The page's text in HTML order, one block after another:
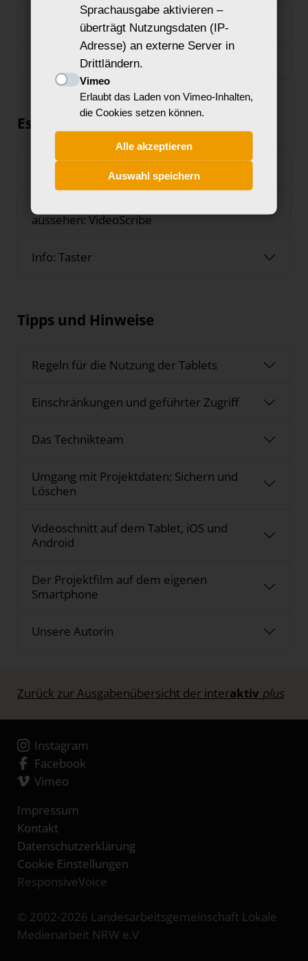
Ausstattung und Bildgestaltung
Spezialeffekte mit Action Movie FX
Es geht auch ohne Darsteller…
Animationsfilme mit Stop Motion Studio
aussehen: VideoScribe
Info: Taster
Tipps und Hinweise
Regeln für die Nutzung der Tablets
Einschränkungen und geführter Zugriff
Das Technikteam
Umgang mit Projektdaten: Sichern und
Löschen
Videoschnitt auf dem Tablet, iOS und
Android
Der Projektfilm auf dem eigenen
Smartphone
Unsere Autorin
Zurück zur Ausgabenübersicht der interaktiv plus
Instagram
Facebook
Vimeo
Impressum
Kontakt
Datenschutzerklärung
Cookie Einstellungen
ResponsiveVoice
© 2002-2026 Landesarbeitsgemeinschaft Lokale
Medienarbeit NRW e.V
Sprachausgabe aktivieren –
überträgt Nutzungsdaten (IP-
Adresse) an externe Server in
Drittländern.
Vimeo
Erlaubt das Laden von Vimeo-Inhalten,
die Cookies setzen können.
Alle akzeptieren
Auswahl speichern